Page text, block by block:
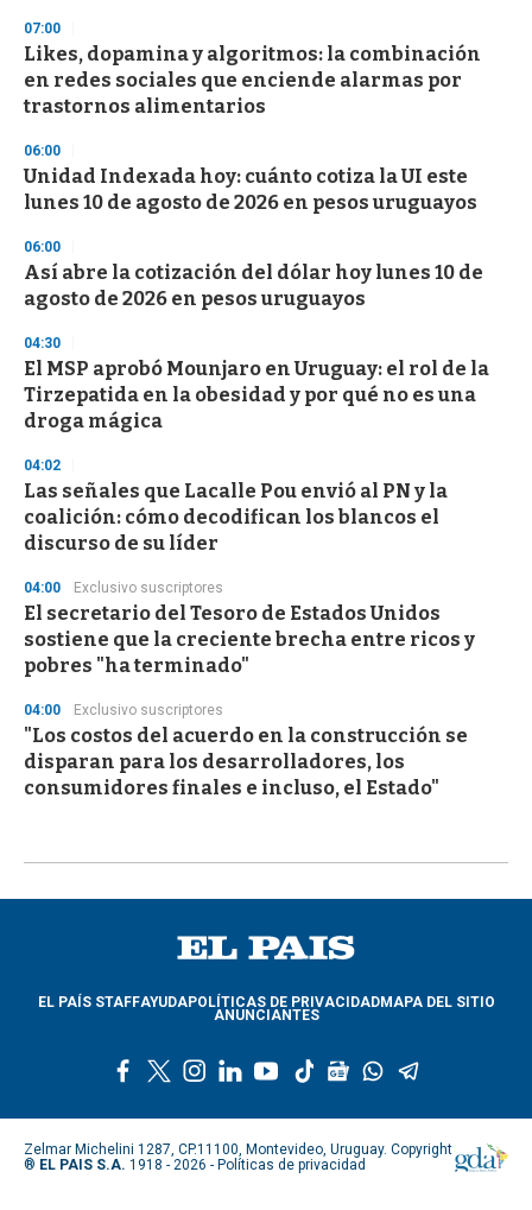
s
e
c
o
n
07:00
Likes, dopamina y algoritmos: la combinación
en redes sociales que enciende alarmas por
trastornos alimentarios
06:00
Unidad Indexada hoy: cuánto cotiza la UI este
lunes 10 de agosto de 2026 en pesos uruguayos
06:00
Así abre la cotización del dólar hoy lunes 10 de
agosto de 2026 en pesos uruguayos
04:30
El MSP aprobó Mounjaro en Uruguay: el rol de la
Tirzepatida en la obesidad y por qué no es una
droga mágica
04:02
Las señales que Lacalle Pou envió al PN y la
coalición: cómo decodifican los blancos el
discurso de su líder
04:00 Exclusivo suscriptores
El secretario del Tesoro de Estados Unidos
sostiene que la creciente brecha entre ricos y
pobres "ha terminado"
04:00 Exclusivo suscriptores
"Los costos del acuerdo en la construcción se
disparan para los desarrolladores, los
consumidores finales e incluso, el Estado"
EL PAÍS STAFFAYUDAPOLÍTICAS DE PRIVACIDADMAPA DEL SITIO
ANUNCIANTES
c
e
b
w
i
t
s
t
a
l
n
k
e
y
u
u
t
k
o
g
o
l
w
a
s
l
e
g
Zelmar Michelini 1287, CP.11100, Montevideo, Uruguay. Copyright
® EL PAIS S.A. 1918 - 2026 - Políticas de privacidad